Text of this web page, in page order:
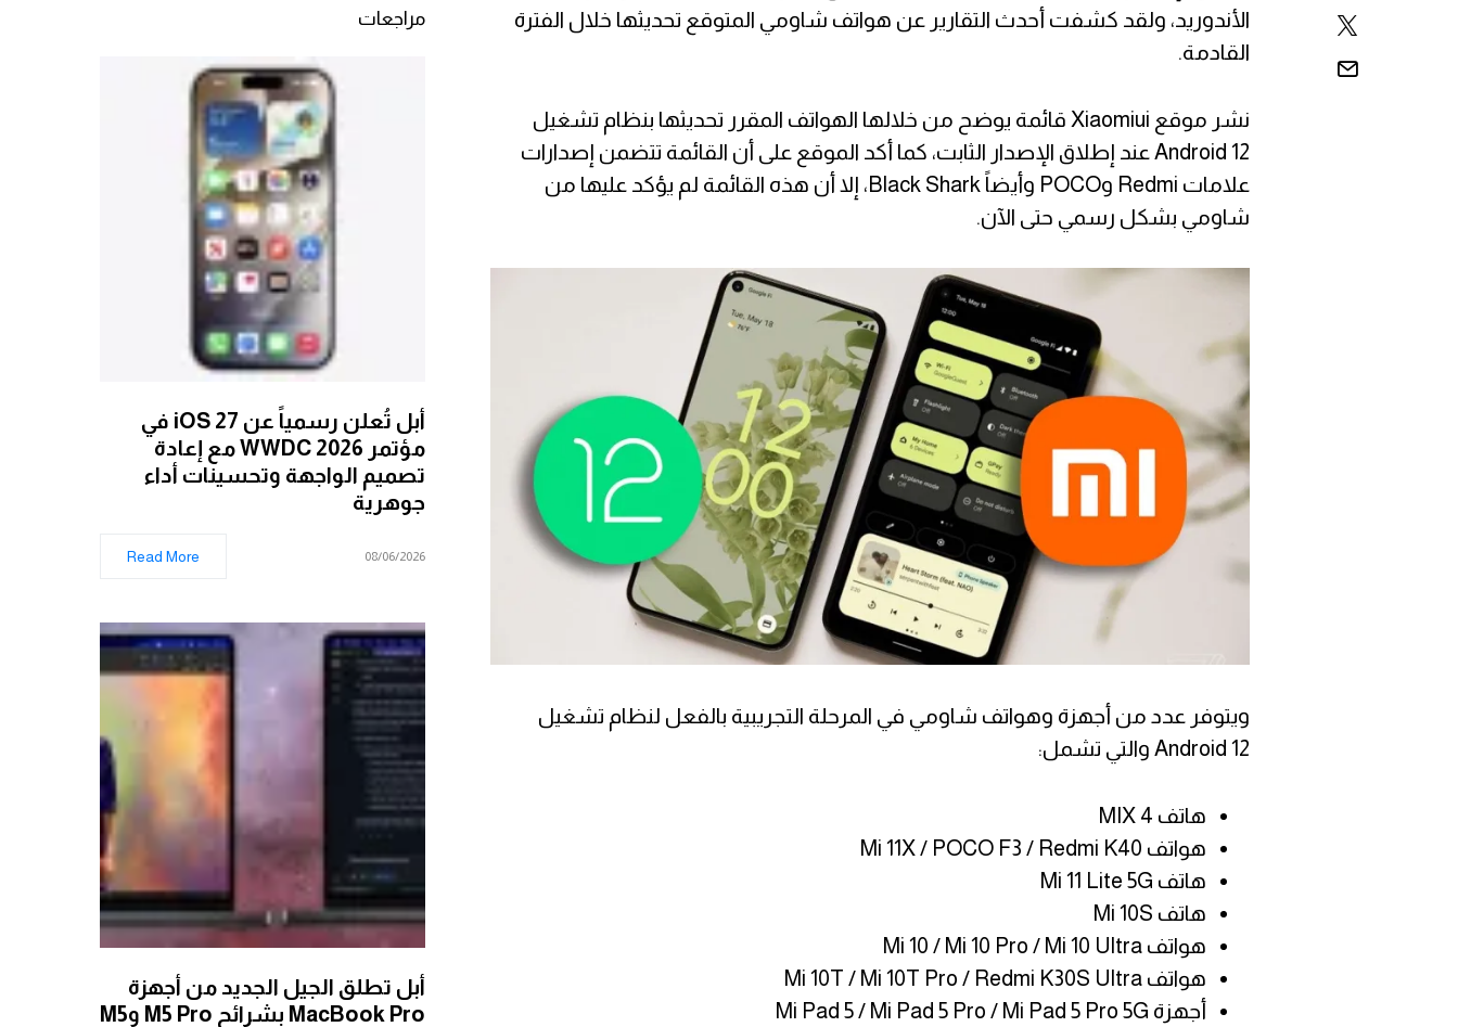
الأندوريد، ولقد كشفت أحدث التقارير عن هواتف شاومي المتوقع تحديثها خلال الفترة
القادمة.
نشر موقع Xiaomiui قائمة يوضح من خلالها الهواتف المقرر تحديثها بنظام تشغيل
Android 12 عند إطلاق الإصدار الثابت، كما أكد الموقع على أن القائمة تتضمن إصدارات
علامات Redmi وPOCO وأيضاً Black Shark، إلا أن هذه القائمة لم يؤكد عليها من
شاومي بشكل رسمي حتى الآن.
ويتوفر عدد من أجهزة وهواتف شاومي في المرحلة التجريبية بالفعل لنظام تشغيل
Android 12 والتي تشمل:
هاتف MIX 4
هواتف Mi 11X / POCO F3 / Redmi K40
هاتف Mi 11 Lite 5G
هاتف Mi 10S
هواتف Mi 10 / Mi 10 Pro / Mi 10 Ultra
هواتف Mi 10T / Mi 10T Pro / Redmi K30S Ultra
أجهزة Mi Pad 5 / Mi Pad 5 Pro / Mi Pad 5 Pro 5G
مراجعات
أبل تُعلن رسمياً عن iOS 27 في
مؤتمر WWDC 2026 مع إعادة
تصميم الواجهة وتحسينات أداء
جوهرية
08/06/2026
Read More
أبل تطلق الجيل الجديد من أجهزة
MacBook Pro بشرائح M5 Pro وM5